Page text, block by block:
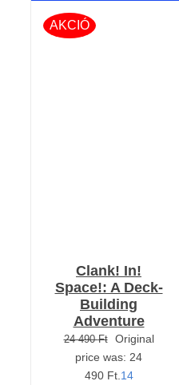
AKCIÓ
Clank! In!
Space!: A Deck-
Building
Adventure
24 490Ft
Original
price was: 24
490 Ft.14